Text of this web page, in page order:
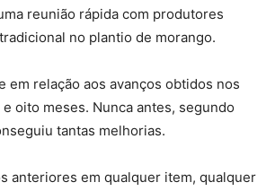
reunião rápida com produtores
no plantio de morango.
em relação aos avanços obtidos nos
oito meses. Nunca antes, segundo
tantas melhorias.
anteriores em qualquer item, qualquer